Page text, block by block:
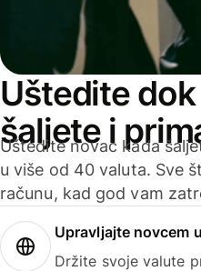
Uštedite
šaljete i
Uštedite novac kada
u više od 40 valuta. Sve
računu, kad god vam
Upravljajte novcem
Držite svoje valute